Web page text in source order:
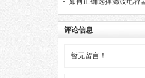
评论信息
暂无留言！